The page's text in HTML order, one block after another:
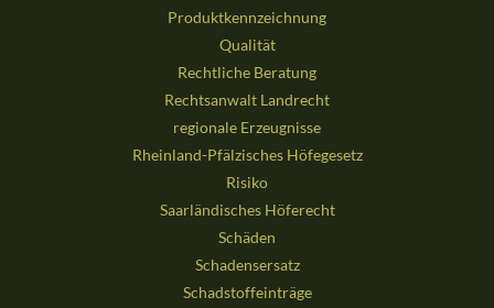
Produktkennzeichnung
Qualität
Rechtliche Beratung
Rechtsanwalt Landrecht
regionale Erzeugnisse
Rheinland-Pfälzisches Höfegesetz
Risiko
Saarländisches Höferecht
Schäden
Schadensersatz
Schadstoffeinträge